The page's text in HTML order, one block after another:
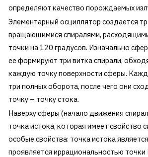
определяют качество порождаемых
Элементарный осциллятор создается
вращающимися спиралями,
точки на 120 градусов. Изначально
ее формируют три витка спирали,
каждую точку поверхности сферы.
три полных оборота, после чего они
точку – точку стока.
Наверху сферы (начало движения
точка истока, которая имеет свойство
особые свойства: точка истока
проявляется иррациональностью точки